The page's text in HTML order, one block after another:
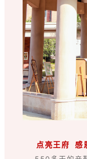
点亮王府 感